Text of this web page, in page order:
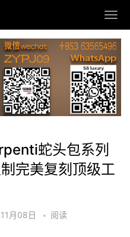
蛇头包系列
完美复刻顶级工
月08日 • 阅读